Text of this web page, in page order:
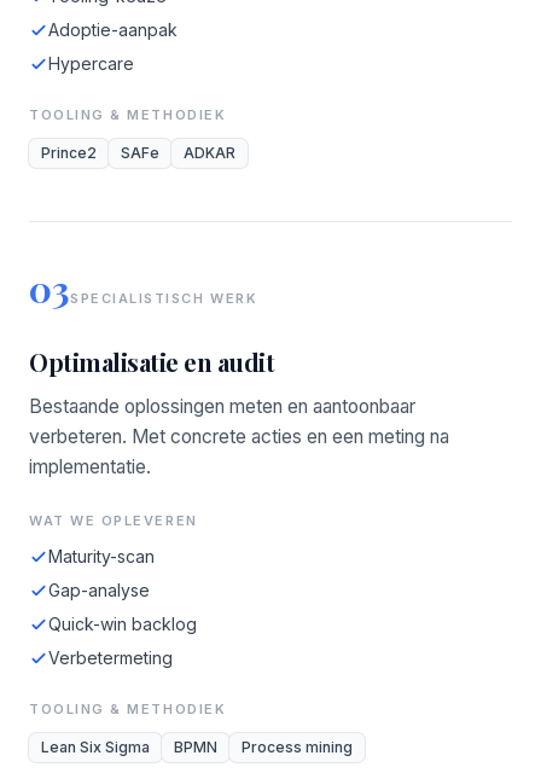
Adoptie-aanpak
Hypercare
TOOLING & METHODIEK
Prince2 SAFe ADKAR
03SPECIALISTISCH WERK
Optimalisatie en audit
Bestaande oplossingen meten en aantoonbaar
verbeteren. Met concrete acties en een meting na
implementatie.
WAT WE OPLEVEREN
Maturity-scan
Gap-analyse
Quick-win backlog
Verbetermeting
TOOLING & METHODIEK
Lean Six Sigma BPMN Process mining